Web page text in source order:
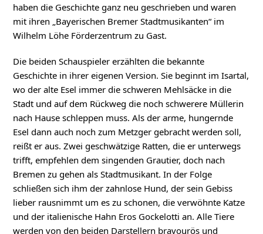
haben die Geschichte ganz neu geschrieben und waren
mit ihren „Bayerischen Bremer Stadtmusikanten“ im
Wilhelm Löhe Förderzentrum zu Gast.
Die beiden Schauspieler erzählten die bekannte
Geschichte in ihrer eigenen Version. Sie beginnt im Isartal,
wo der alte Esel immer die schweren Mehlsäcke in die
Stadt und auf dem Rückweg die noch schwerere Müllerin
nach Hause schleppen muss. Als der arme, hungernde
Esel dann auch noch zum Metzger gebracht werden soll,
reißt er aus. Zwei geschwätzige Ratten, die er unterwegs
trifft, empfehlen dem singenden Grautier, doch nach
Bremen zu gehen als Stadtmusikant. In der Folge
schließen sich ihm der zahnlose Hund, der sein Gebiss
lieber rausnimmt um es zu schonen, die verwöhnte Katze
und der italienische Hahn Eros Gockelotti an. Alle Tiere
werden von den beiden Darstellern bravourös und